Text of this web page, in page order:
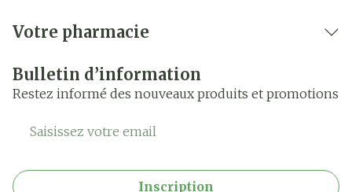
Votre pharmacie
Bulletin d’information
Restez informé des nouveaux produits et promotions
Adresse mail
Inscription